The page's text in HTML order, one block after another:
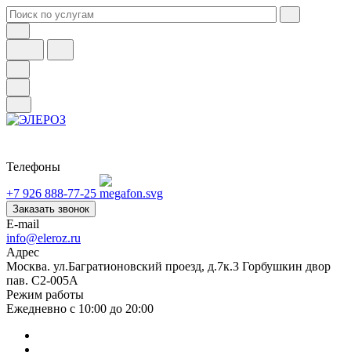
Телефоны
+7 926 888-77-25
Заказать звонок
E-mail
info@eleroz.ru
Адрес
Москва. ул.Багратионовский проезд, д.7к.3 Горбушкин двор
пав. C2-005A
Режим работы
Ежедневно с 10:00 до 20:00